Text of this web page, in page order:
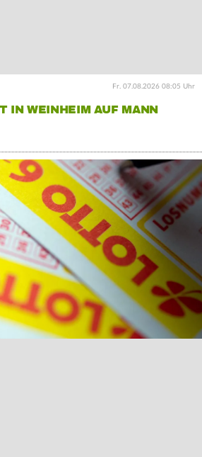
Fr. 07.08.2026 08:05 Uhr
IN WEINHEIM AUF MANN